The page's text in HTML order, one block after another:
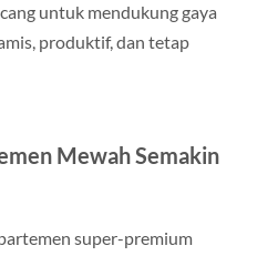
untuk mendukung gaya
produktif, dan tetap
Mewah Semakin
super-premium